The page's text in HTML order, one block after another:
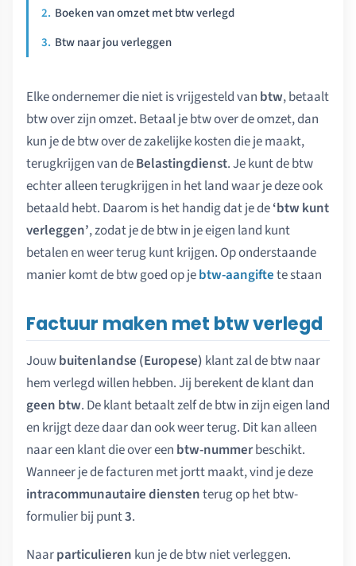
Boeken van omzet met btw verlegd
Btw naar jou verleggen
Elke ondernemer die niet is vrijgesteld van btw, betaalt
btw over zijn omzet. Betaal je btw over de omzet, dan
kun je de btw over de zakelijke kosten die je maakt,
terugkrijgen van deBelastingdienst. Je kunt de btw
echter alleen terugkrijgen in het land waar je deze ook
betaald hebt. Daarom is het handig dat je de‘btw kunt
verleggen’, zodat je de btw in je eigen land kunt
betalen en weer terug kunt krijgen. Op onderstaande
manier komt de btw goed op jebtw-aangiftete staan
Factuur maken met btw verlegd
Jouwbuitenlandse (Europese) klant zal de btw naar
hem verlegd willen hebben. Jij berekent de klant dan
geen btw. De klant betaalt zelf de btw in zijn eigen land
en krijgt deze daar dan ook weer terug. Dit kan alleen
naar een klant die over een btw-nummerbeschikt.
Wanneer je de facturen met jortt maakt, vind je deze
intracommunautaire dienstenterug op het btw-
formulier bij punt3.
Naarparticulieren kun je de btw niet verleggen.